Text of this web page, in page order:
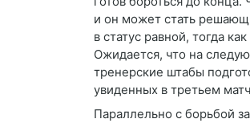
и он может стать
в статус равной, тогда
Ожидается, что на
тренерские штабы
увиденных в третьем
Параллельно с борьбой